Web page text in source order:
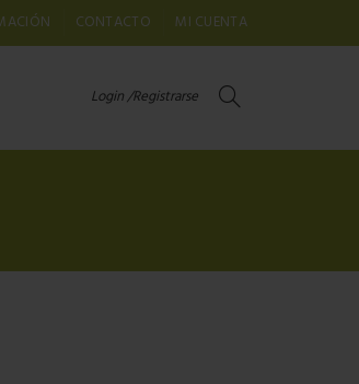
CONTACTO MI CUENTA
Login /Registrarse